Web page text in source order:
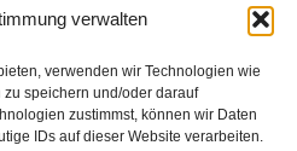
verwalten
verwenden wir Technologien wie
speichern und/oder darauf
zustimmst, können wir Daten
IDs auf dieser Website verarbeiten.
80
899